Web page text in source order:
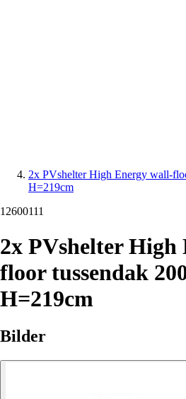
2x PVshelter High Energy wall-
H=219cm
12600111
2x PVshelter High
floor tussendak
H=219cm
Bilder